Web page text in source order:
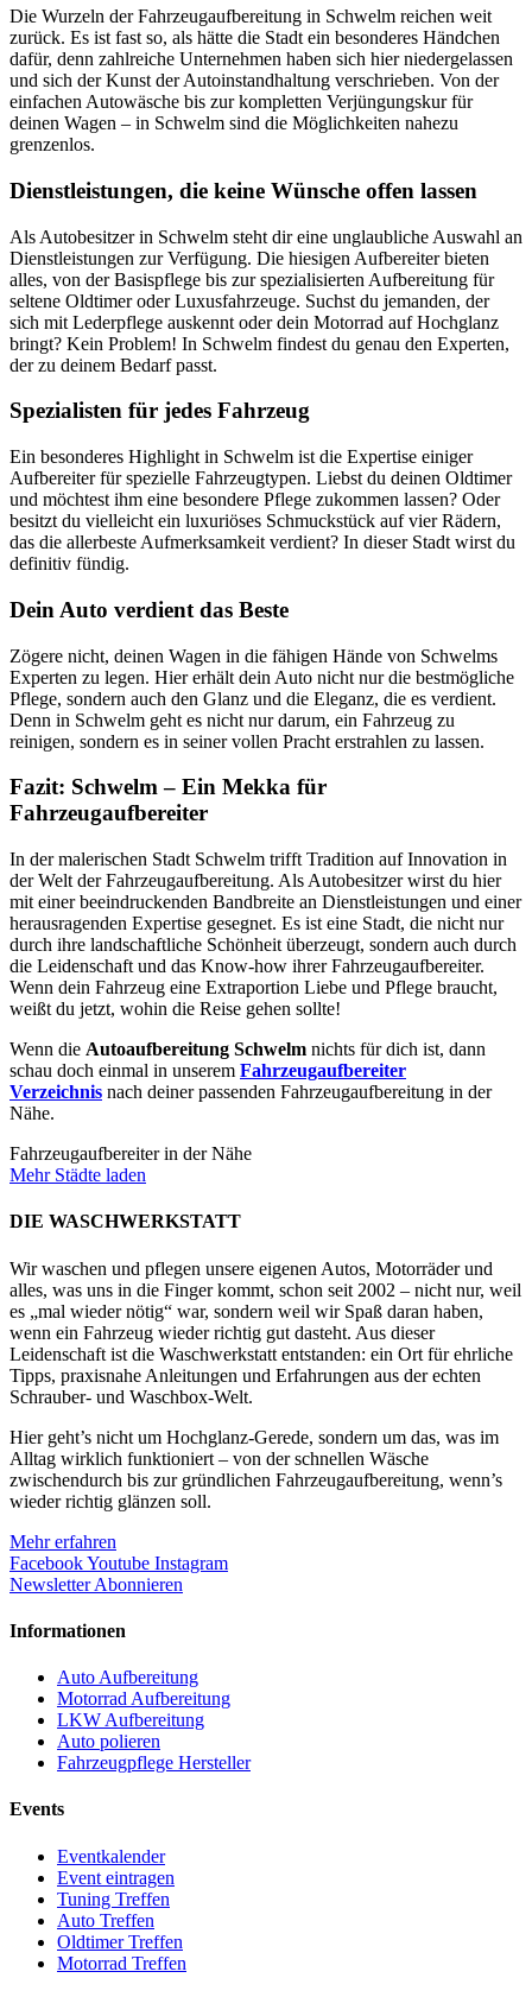
Die Wurzeln der Fahrzeugaufbereitung in Schwelm reichen weit
zurück. Es ist fast so, als hätte die Stadt ein besonderes Händchen
dafür, denn zahlreiche Unternehmen haben sich hier niedergelassen
und sich der Kunst der Autoinstandhaltung verschrieben. Von der
einfachen Autowäsche bis zur kompletten Verjüngungskur für
deinen Wagen – in Schwelm sind die Möglichkeiten nahezu
grenzenlos.
Dienstleistungen, die keine Wünsche offen lassen
Als Autobesitzer in Schwelm steht dir eine unglaubliche Auswahl an
Dienstleistungen zur Verfügung. Die hiesigen Aufbereiter bieten
alles, von der Basispflege bis zur spezialisierten Aufbereitung für
seltene Oldtimer oder Luxusfahrzeuge. Suchst du jemanden, der
sich mit Lederpflege auskennt oder dein Motorrad auf Hochglanz
bringt? Kein Problem! In Schwelm findest du genau den Experten,
der zu deinem Bedarf passt.
Spezialisten für jedes Fahrzeug
Ein besonderes Highlight in Schwelm ist die Expertise einiger
Aufbereiter für spezielle Fahrzeugtypen. Liebst du deinen Oldtimer
und möchtest ihm eine besondere Pflege zukommen lassen? Oder
besitzt du vielleicht ein luxuriöses Schmuckstück auf vier Rädern,
das die allerbeste Aufmerksamkeit verdient? In dieser Stadt wirst du
definitiv fündig.
Dein Auto verdient das Beste
Zögere nicht, deinen Wagen in die fähigen Hände von Schwelms
Experten zu legen. Hier erhält dein Auto nicht nur die bestmögliche
Pflege, sondern auch den Glanz und die Eleganz, die es verdient.
Denn in Schwelm geht es nicht nur darum, ein Fahrzeug zu
reinigen, sondern es in seiner vollen Pracht erstrahlen zu lassen.
Fazit: Schwelm – Ein Mekka für
Fahrzeugaufbereiter
In der malerischen Stadt Schwelm trifft Tradition auf Innovation in
der Welt der Fahrzeugaufbereitung. Als Autobesitzer wirst du hier
mit einer beeindruckenden Bandbreite an Dienstleistungen und einer
herausragenden Expertise gesegnet. Es ist eine Stadt, die nicht nur
durch ihre landschaftliche Schönheit überzeugt, sondern auch durch
die Leidenschaft und das Know-how ihrer Fahrzeugaufbereiter.
Wenn dein Fahrzeug eine Extraportion Liebe und Pflege braucht,
weißt du jetzt, wohin die Reise gehen sollte!
Wenn die Autoaufbereitung Schwelm nichts für dich ist, dann
schau doch einmal in unserem Fahrzeugaufbereiter
Verzeichnis nach deiner passenden Fahrzeugaufbereitung in der
Nähe.
Fahrzeugaufbereiter in der Nähe
Mehr Städte laden
DIE WASCHWERKSTATT
Wir waschen und pflegen unsere eigenen Autos, Motorräder und
alles, was uns in die Finger kommt, schon seit 2002 – nicht nur, weil
es „mal wieder nötig“ war, sondern weil wir Spaß daran haben,
wenn ein Fahrzeug wieder richtig gut dasteht. Aus dieser
Leidenschaft ist die Waschwerkstatt entstanden: ein Ort für ehrliche
Tipps, praxisnahe Anleitungen und Erfahrungen aus der echten
Schrauber- und Waschbox-Welt.
Hier geht’s nicht um Hochglanz-Gerede, sondern um das, was im
Alltag wirklich funktioniert – von der schnellen Wäsche
zwischendurch bis zur gründlichen Fahrzeugaufbereitung, wenn’s
wieder richtig glänzen soll.
Mehr erfahren
FacebookYoutube Instagram
Newsletter Abonnieren
Informationen
Auto Aufbereitung
Motorrad Aufbereitung
LKW Aufbereitung
Auto polieren
Fahrzeugpflege Hersteller
Events
Eventkalender
Event eintragen
Tuning Treffen
Auto Treffen
Oldtimer Treffen
Motorrad Treffen